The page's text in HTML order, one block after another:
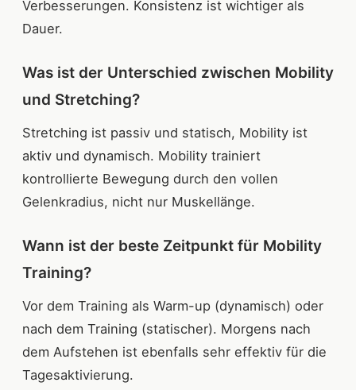
Verbesserungen. Konsistenz ist wichtiger als
Dauer.
Was ist der Unterschied zwischen Mobility
und Stretching?
Stretching ist passiv und statisch, Mobility ist
aktiv und dynamisch. Mobility trainiert
kontrollierte Bewegung durch den vollen
Gelenkradius, nicht nur Muskellänge.
Wann ist der beste Zeitpunkt für Mobility
Training?
Vor dem Training als Warm-up (dynamisch) oder
nach dem Training (statischer). Morgens nach
dem Aufstehen ist ebenfalls sehr effektiv für die
Tagesaktivierung.